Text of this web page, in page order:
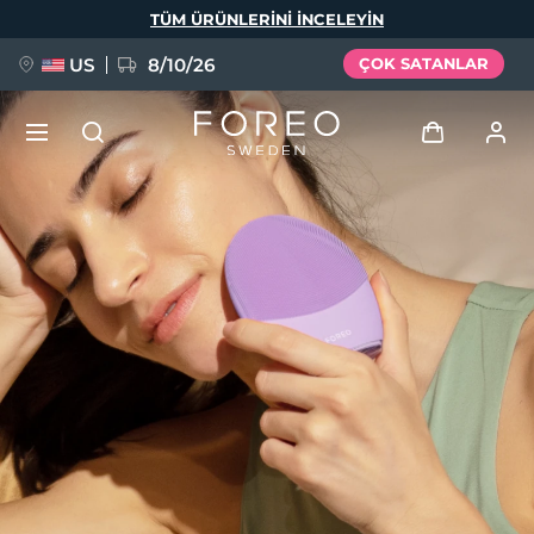
TÜM ÜRÜNLERINI INCELEYIN
US 8/10/26 ÇOK SATANLAR
Kullanici profi̇li̇
Cihazlarım
Siparişlerim
Adresim
Aboneliklerim
YENİ
FAQ™ Pure Beauty-Tech Elixir
BREAKING NEWS
issa™ Teeth Whitening Set
Dil Seçimi
English Deutsch
Español
Français
Italiano
Português
Svenska
Русский
Türkçe
简体中文 繁體中文